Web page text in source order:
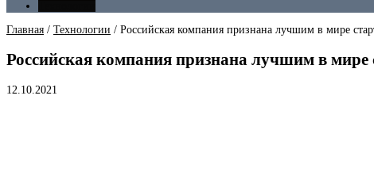
Главная / Технологии / Российская компания признана лучшим в мире
Российская компания признана лучшим в мире
12.10.2021